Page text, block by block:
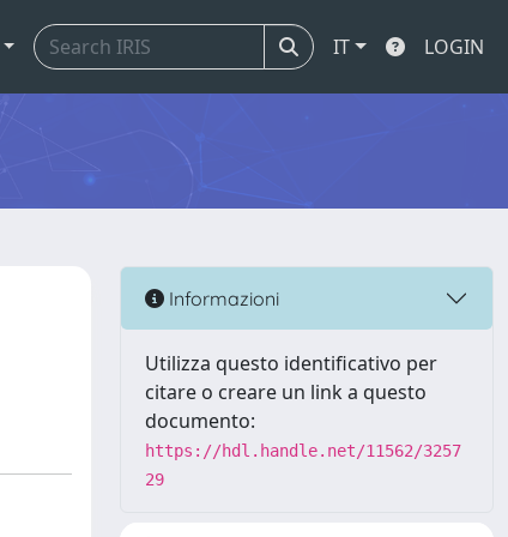
IT LOGIN
Informazioni
Utilizza questo identificativo per
citare o creare un link a questo
documento:
https://hdl.handle.net/11562/3257
29